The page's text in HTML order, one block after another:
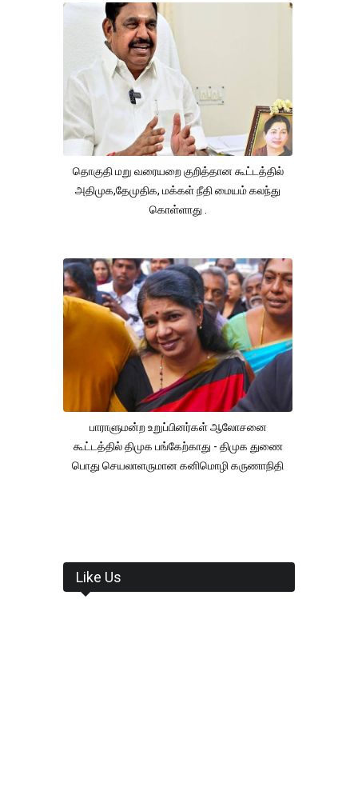
தொகுதி மறு வரையறை குறித்தான கூட்டத்தில்
அதிமுக,தேமுதிக, மக்கள் நீதி மையம் கலந்து
கொள்ளாது .
பாராளுமன்ற உறுப்பினர்கள் ஆலோசனை
கூட்டத்தில் திமுக பங்கேற்காது - திமுக துணை
பொது செயலாளருமான கனிமொழி கருணாநிதி
Like Us